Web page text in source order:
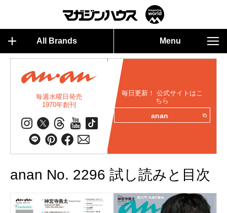
All Brands Menu
毎週水曜日発売
1970年創刊
毎日更新！ 公式サイトはこ
ちら
anan
anan No. 2296 試し読みと目次